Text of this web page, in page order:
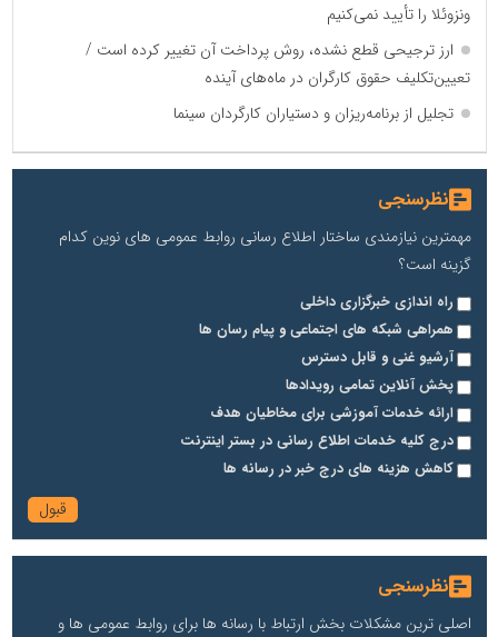
ونزوئلا را تأیید نمی‌کنیم
ارز ترجیحی قطع نشده، روش پرداخت آن تغییر کرده است /
تعیین‌تکلیف حقوق کارگران در ماه‌های آینده
تجلیل از برنامه‌ریزان و دستیاران کارگردان سینما
نظرسنجی
مهمترین نیازمندی ساختار اطلاع رسانی روابط عمومی های نوین کدام
گزینه است؟
راه اندازی خبرگزاری داخلی
همراهی شبکه های اجتماعی و پیام رسان ها
آرشیو غنی و قابل دسترس
پخش آنلاین تمامی رویدادها
ارائه خدمات آموزشی برای مخاطیان هدف
درج کلیه خدمات اطلاع رسانی در بستر اینترنت
کاهش هزینه های درج خبر در رسانه ها
نظرسنجی
اصلی ترین مشکلات بخش ارتباط با رسانه ها برای روابط عمومی ها و